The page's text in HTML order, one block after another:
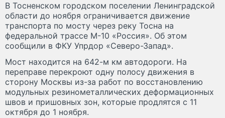
В Тосненском городском поселении Ленинградской
области до ноября ограничивается движение
транспорта по мосту через реку Тосна на
федеральной трассе М-10 «Россия». Об этом
сообщили в ФКУ Упрдор «Северо-Запад».
Мост находится на 642-м км автодороги. На
переправе перекроют одну полосу движения в
сторону Москвы из-за работ по восстановлению
модульных резинометаллических деформационных
швов и пришовных зон, которые продлятся с 11
октября до 1 ноября.